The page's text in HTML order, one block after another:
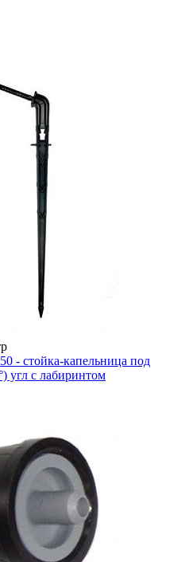
- стойка-капельница под
угл с лабиринтом